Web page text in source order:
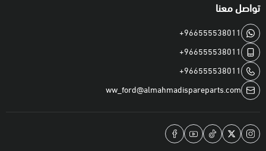
تواصل معنا
+966555538011
+966555538011
+966555538011
ww_ford@almahmadispareparts.com